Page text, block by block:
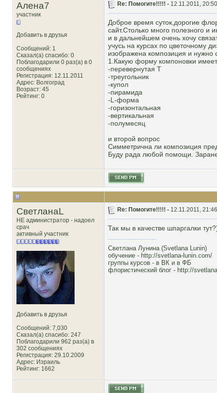
Алена7
участник
Добавить в друзья
Сообщений: 1
Сказал(а) спасибо: 0
Поблагодарили 0 раз(а) в 0
сообщениях
Регистрация: 12.11.2011
Адрес: Волгоград
Возраст: 45
Рейтинг: 0
Re: Помогите!!!!! - 12.11.2011, 20:50
Доброе время суток,дорогие
сайт.Столько много полезного
и в дальнейшем очень хочу
учусь на курсах по цветочному
изображена композиция и
1.Какую форму компоновки
-перевернутая Т
-треугольник
-купол
-пирамида
-L-форма
-горизонтальная
-вертикальная
-полумесяц
и второй вопрос
Симметрична ли композиция
Буду рада любой помощи.
СветланаL
НЕ администратор - надоел
срач
активный участник
Добавить в друзья
Сообщений: 7,030
Сказал(а) спасибо: 247
Поблагодарили 962 раз(а) в
302 сообщениях
Регистрация: 29.10.2009
Адрес: Израиль
Рейтинг: 1662
Re: Помогите!!!!! - 12.11.2011, 21:46
Так мы в качестве шпаргалки
Светлана Лунина (Svetlana Lunin)
обучение - http://svetlana-lunin.com/
группы курсов - в ВК и в ФБ
флористический блог - http://